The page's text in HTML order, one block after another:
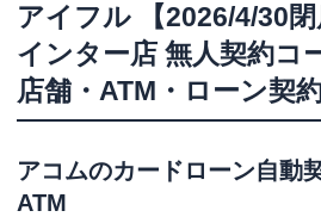
アイフル
【2026/4/30
インター店 無人契約コ
店舗・ATM・ローン契
アコムのカードローン自動
ATM